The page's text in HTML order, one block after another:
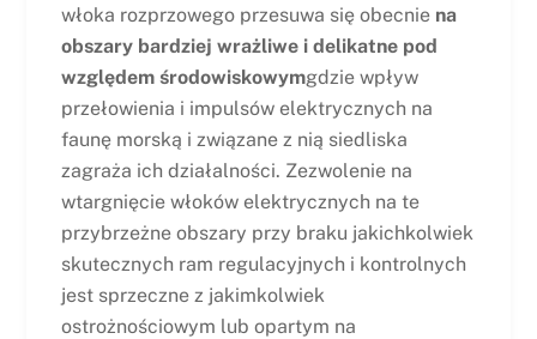
włoka rozprzowego przesuwa się obecnie na
obszary bardziej wrażliwe i delikatne pod
względem środowiskowymgdzie wpływ
przełowienia i impulsów elektrycznych na
faunę morską i związane z nią siedliska
zagraża ich działalności. Zezwolenie na
wtargnięcie włoków elektrycznych na te
przybrzeżne obszary przy braku jakichkolwiek
skutecznych ram regulacyjnych i kontrolnych
jest sprzeczne z jakimkolwiek
ostrożnościowym lub opartym na